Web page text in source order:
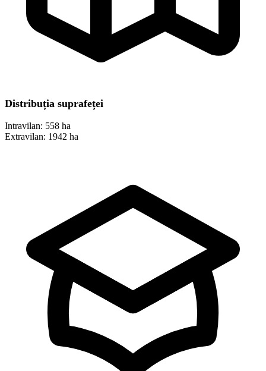
Distribuția suprafeței
Intravilan: 558 ha
Extravilan: 1942 ha